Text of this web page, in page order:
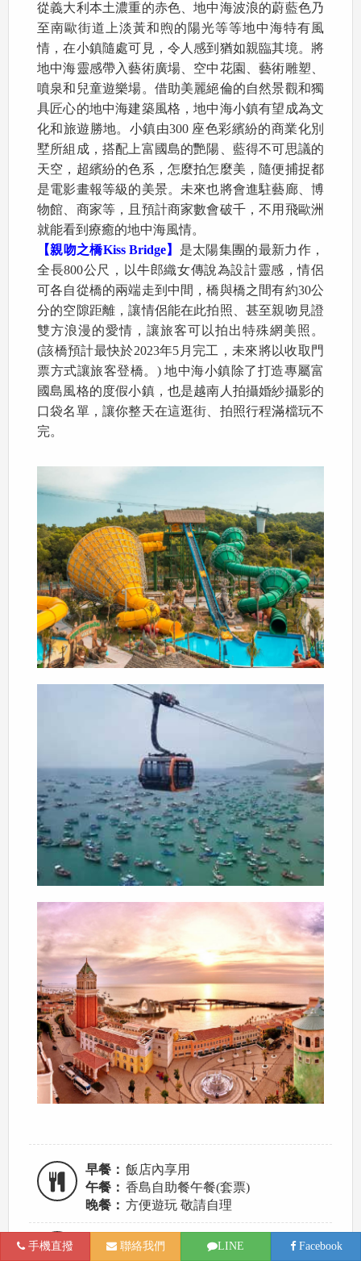
從義大利本土濃重的赤色、地中海波浪的蔚藍色乃
至南歐街道上淡黃和煦的陽光等等地中海特有風
情，在小鎮隨處可見，令人感到猶如親臨其境。將
地中海靈感帶入藝術廣場、空中花園、藝術雕塑、
噴泉和兒童遊樂場。借助美麗絕倫的自然景觀和獨
具匠心的地中海建築風格，地中海小鎮有望成為文
化和旅遊勝地。小鎮由300 座色彩繽紛的商業化別
墅所組成，搭配上富國島的艷陽、藍得不可思議的
天空，超繽紛的色系，怎麼拍怎麼美，隨便捕捉都
是電影畫報等級的美景。未來也將會進駐藝廊、博
物館、商家等，且預計商家數會破千，不用飛歐洲
就能看到療癒的地中海風情。
【親吻之橋Kiss Bridge】 是太陽集團的最新力作，
全長800公尺，以牛郎織女傳說為設計靈感，情侶
可各自從橋的兩端走到中間，橋與橋之間有約30公
分的空隙距離，讓情侶能在此拍照、甚至親吻見證
雙方浪漫的愛情，讓旅客可以拍出特殊網美照。
(該橋預計最快於2023年5月完工，未來將以收取門
票方式讓旅客登橋。) 地中海小鎮除了打造專屬富
國島風格的度假小鎮，也是越南人拍攝婚紗攝影的
口袋名單，讓你整天在這逛街、拍照行程滿檔玩不
完。
早餐： 飯店內享用
午餐： 香島自助餐午餐(套票)
晚餐： 方便遊玩 敬請自理
富國天清度假村Thien Thanh Phu Quoc
Resort
手機直撥 聯絡我們 LINE Facebook